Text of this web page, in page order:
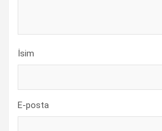
İsim
E-posta